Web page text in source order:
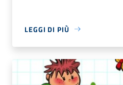
LEGGI DI PIÙ